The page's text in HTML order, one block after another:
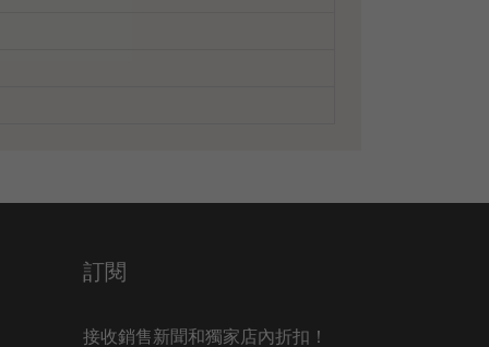
訂閱
接收銷售新聞和獨家店內折扣！